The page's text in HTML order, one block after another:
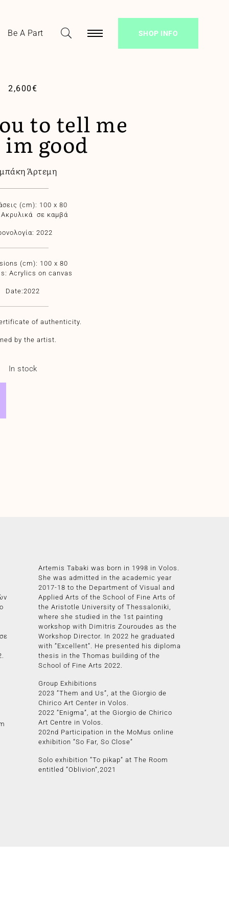
Be A Part SHOP INFO
2,600€
to tell me
good
Άρτεμη
(cm): 100 x 80
Aκρυλικά σε καμβά
2022
(cm): 100 x 80
Acrylics on canvas
Date:2022
of authenticity.
by the artist.
In stock
Artemis Tabaki was born in 1998 in Volos.
She was admitted in the academic year
2017-18 to the Department of Visual and
Applied Arts of the School of Fine Arts of
the Aristotle University of Thessaloniki,
where she studied in the 1st painting
workshop with Dimitris Zouroudes as the
Workshop Director. In 2022 he graduated
with ”Excellent”. He presented his diploma
thesis in the Thomas building of the
School of Fine Arts 2022.
Group Exhibitions
2023 ”Them and Us”, at the Giorgio de
Chirico Art Center in Volos.
2022 ”Enigma”, at the Giorgio de Chirico
Art Centre in Volos.
202nd Participation in the MoMus online
exhibition ”So Far, So Close”
Solo exhibition ”To pikap” at The Room
entitled ”Oblivion”,2021